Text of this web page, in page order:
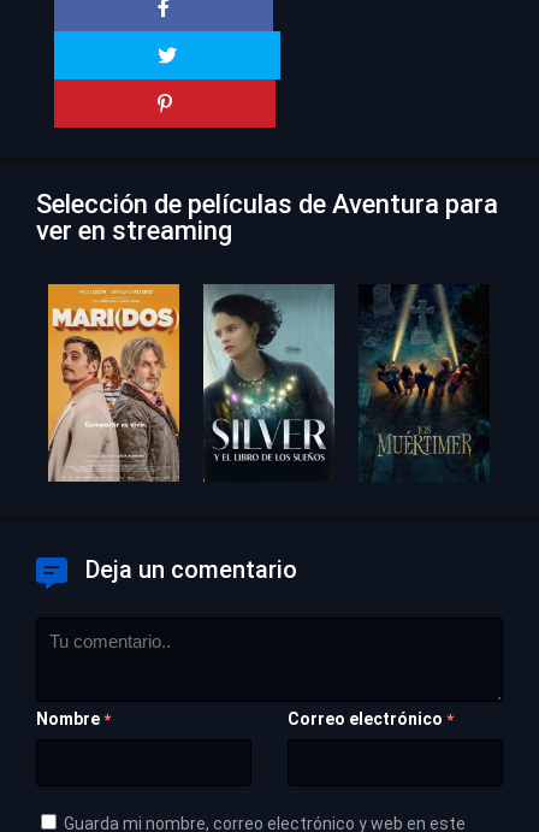
Selección de películas de Aventura para
ver en streaming
Deja un comentario
Nombre * Correo electrónico *
Guarda mi nombre, correo electrónico y web en este